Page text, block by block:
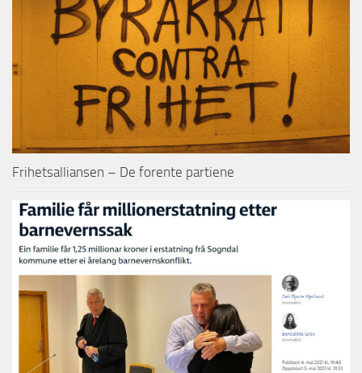
Frihetsalliansen – De forente partiene